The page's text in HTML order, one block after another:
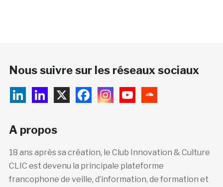
Nous suivre sur les réseaux sociaux
A propos
18 ans après sa création, le Club Innovation & Culture
CLIC est devenu la principale plateforme
francophone de veille, d’information, de formation et